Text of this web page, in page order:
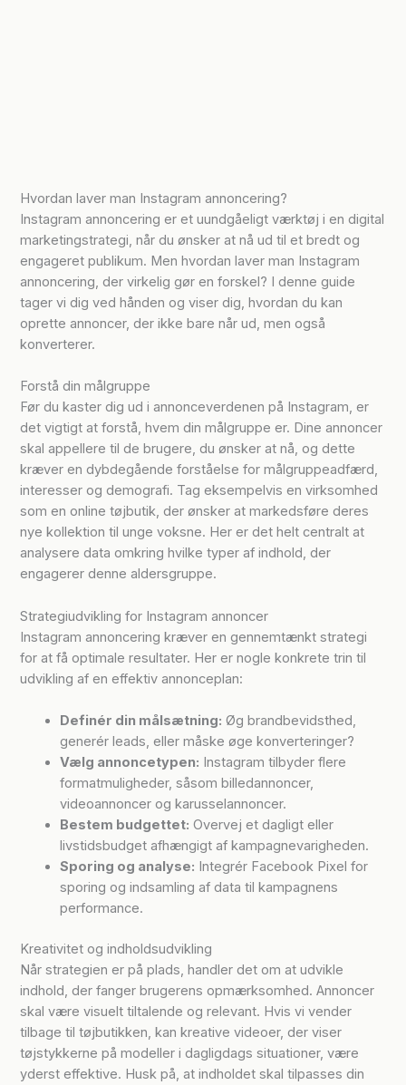
Hvordan laver man Instagram annoncering?
Instagram annoncering er et uundgåeligt værktøj i en digital
marketingstrategi, når du ønsker at nå ud til et bredt og
engageret publikum. Men hvordan laver man Instagram
annoncering, der virkelig gør en forskel? I denne guide
tager vi dig ved hånden og viser dig, hvordan du kan
oprette annoncer, der ikke bare når ud, men også
konverterer.
Forstå din målgruppe
Før du kaster dig ud i annonceverdenen på Instagram, er
det vigtigt at forstå, hvem din målgruppe er. Dine annoncer
skal appellere til de brugere, du ønsker at nå, og dette
kræver en dybdegående forståelse for målgruppeadfærd,
interesser og demografi. Tag eksempelvis en virksomhed
som en online tøjbutik, der ønsker at markedsføre deres
nye kollektion til unge voksne. Her er det helt centralt at
analysere data omkring hvilke typer af indhold, der
engagerer denne aldersgruppe.
Strategiudvikling for Instagram annoncer
Instagram annoncering kræver en gennemtænkt strategi
for at få optimale resultater. Her er nogle konkrete trin til
udvikling af en effektiv annonceplan:
Definér din målsætning: Øg brandbevidsthed,
generér leads, eller måske øge konverteringer?
Vælg annoncetypen: Instagram tilbyder flere
formatmuligheder, såsom billedannoncer,
videoannoncer og karusselannoncer.
Bestem budgettet: Overvej et dagligt eller
livstidsbudget afhængigt af kampagnevarigheden.
Sporing og analyse: Integrér Facebook Pixel for
sporing og indsamling af data til kampagnens
performance.
Kreativitet og indholdsudvikling
Når strategien er på plads, handler det om at udvikle
indhold, der fanger brugerens opmærksomhed. Annoncer
skal være visuelt tiltalende og relevant. Hvis vi vender
tilbage til tøjbutikken, kan kreative videoer, der viser
tøjstykkerne på modeller i dagligdags situationer, være
yderst effektive. Husk på, at indholdet skal tilpasses din